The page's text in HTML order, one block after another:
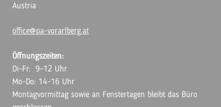
Austria
office@pa-vorarlberg.at
Öffnungszeiten:
Di-Fr: 9–12 Uhr
Mo-Do: 14–16 Uhr
Montagvormittag sowie an Fenstertagen bleibt das Büro